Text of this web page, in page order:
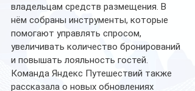
владельцам средств размещения. В
нём собраны инструменты, которые
помогают управлять спросом,
увеличивать количество бронирований
и повышать лояльность гостей.
Команда Яндекс Путешествий также
рассказала о новых обновлениях